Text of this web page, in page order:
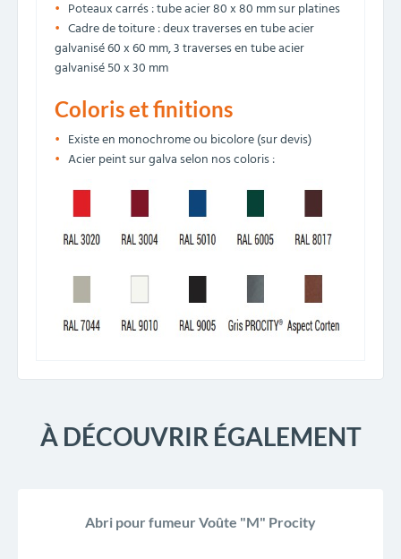
Poteaux carrés : tube acier 80 x 80 mm sur platines
Cadre de toiture : deux traverses en tube acier
galvanisé 60 x 60 mm, 3 traverses en tube acier
galvanisé 50 x 30 mm
Coloris et finitions
Existe en monochrome ou bicolore (sur devis)
Acier peint sur galva selon nos coloris :
À DÉCOUVRIR ÉGALEMENT
Abri pour fumeur Voûte "M" Procity